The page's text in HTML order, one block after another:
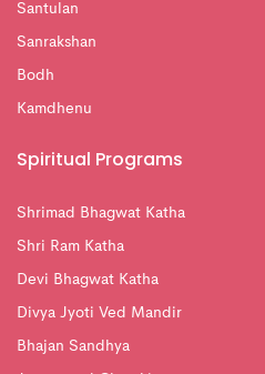
Santulan
Sanrakshan
Bodh
Kamdhenu
Spiritual Programs
Shrimad Bhagwat Katha
Shri Ram Katha
Devi Bhagwat Katha
Divya Jyoti Ved Mandir
Bhajan Sandhya